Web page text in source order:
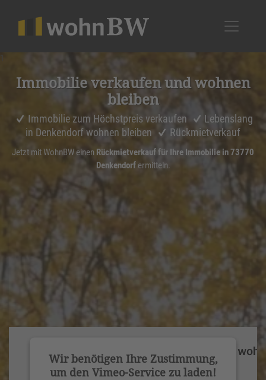
Immobilie verkaufen und wohnen
bleiben
Immobilie zum Höchstpreis verkaufen
Lebenslang
in Denkendorf wohnen bleiben
Rückmietverkauf
Jetzt mit WohnBW einen Rückmietverkauf für Ihre Immobilie in 73770
Denkendorfermitteln.
Wir benötigen Ihre Zustimmung,
um den Vimeo-Service zu laden!